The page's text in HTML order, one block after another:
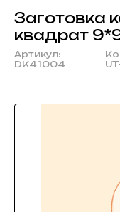
Заготовка
квадрат
Артикул:
DK41004